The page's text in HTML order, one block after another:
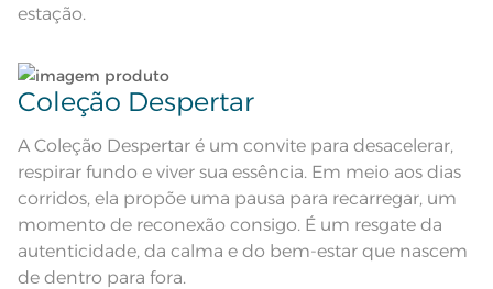
estação.
Coleção Despertar
A Coleção Despertar é um convite para desacelerar,
respirar fundo e viver sua essência. Em meio aos dias
corridos, ela propõe uma pausa para recarregar, um
momento de reconexão consigo. É um resgate da
autenticidade, da calma e do bem-estar que nascem
de dentro para fora.